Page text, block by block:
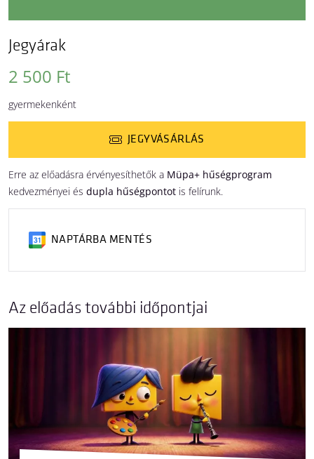
Jegyárak
2 500 Ft
gyermekenként
JEGYVÁSÁRLÁS
Erre az előadásra érvényesíthetők a Müpa+ hűségprogram
kedvezményei és dupla hűségpontot is felírunk.
NAPTÁRBA MENTÉS
Az előadás további időpontjai